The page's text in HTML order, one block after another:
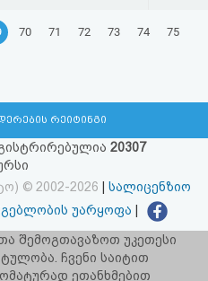
70 71 72 73 74 75
რეიტინგი
20307
© 2002-2026
სალიცენზიო
უარყოფა
TOP.GE
ძველი ვერსია ბმულზე
შემოგთავაზოთ უკეთესი
ჩვენი საიტით
ეთანხმებით